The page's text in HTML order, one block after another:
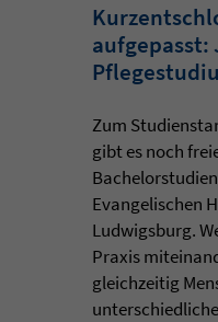
aufgepasst:
Zum
gibt es noch
Evangelischen
Ludwigsburg.
Praxis
gleichzeitig